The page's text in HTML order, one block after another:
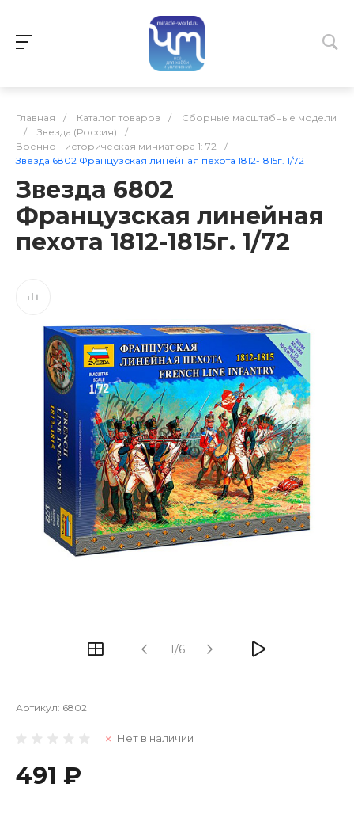
Главная / Каталог товаров /
Сборные масштабные модели
/
Звезда (Россия)
/
Военно - историческая миниатюра 1: 72
/
Звезда 6802 Французская линейная пехота 1812-1815г. 1/72
Звезда 6802
Французская линейная
пехота 1812-1815г. 1/72
1/6
Артикул: 6802
Нет в наличии
491 ₽